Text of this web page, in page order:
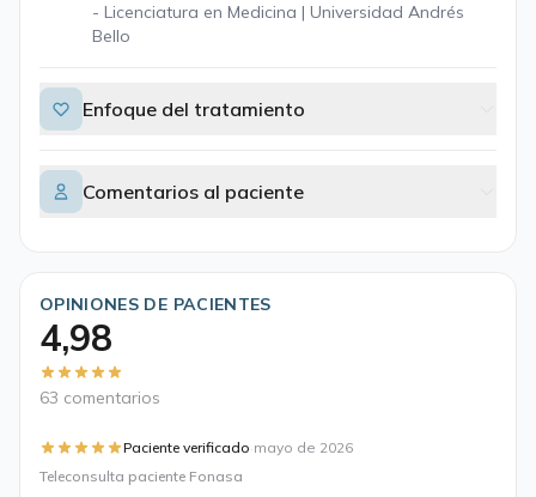
- Licenciatura en Medicina | Universidad Andrés
Bello
Enfoque del tratamiento
Comentarios al paciente
OPINIONES DE PACIENTES
4,98
63 comentarios
Paciente verificado·mayo de 2026
Teleconsulta paciente Fonasa